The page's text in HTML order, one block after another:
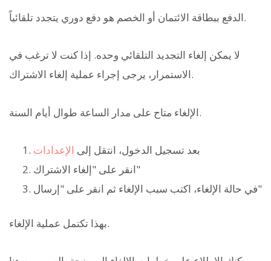
الدفع ببطاقة الائتمان أو الخصم هو دفع دوري يتجدد تلقائياً.
لا يمكن إلغاء التجديد التلقائي وحده. إذا كنت لا ترغب في
الاستمرار، يرجى إجراء عملية إلغاء الاشتراك.
الإلغاء متاح على مدار الساعة طوال أيام السنة.
بعد تسجيل الدخول، انتقل إلى الإعدادات
انقر على "إلغاء الاشتراك"
في حالة الإلغاء، اكتب سبب الإلغاء ثم انقر على "إرسال"
بهذا تكتمل عملية الإلغاء.